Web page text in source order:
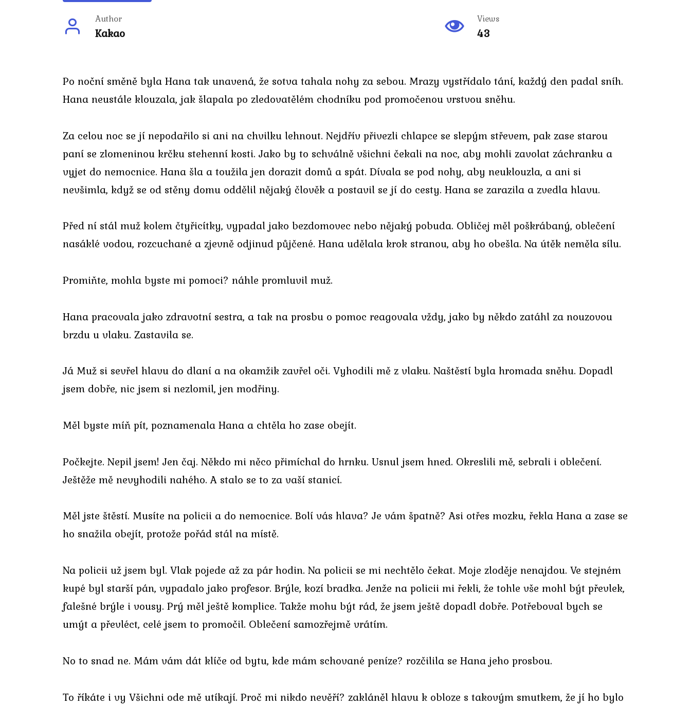
Author
Kakao
Views
43
Po noční směně byla Hana tak unavená, že sotva tahala nohy za sebou. Mrazy vystřídalo tání, každý den padal sníh.
Hana neustále klouzala, jak šlapala po zledovatělém chodníku pod promočenou vrstvou sněhu.
Za celou noc se jí nepodařilo si ani na chvilku lehnout. Nejdřív přivezli chlapce se slepým střevem, pak zase starou
paní se zlomeninou krčku stehenní kosti. Jako by to schválně všichni čekali na noc, aby mohli zavolat záchranku a
vyjet do nemocnice. Hana šla a toužila jen dorazit domů a spát. Dívala se pod nohy, aby neuklouzla, a ani si
nevšimla, když se od stěny domu oddělil nějaký člověk a postavil se jí do cesty. Hana se zarazila a zvedla hlavu.
Před ní stál muž kolem čtyřicítky, vypadal jako bezdomovec nebo nějaký pobuda. Obličej měl poškrábaný, oblečení
nasáklé vodou, rozcuchané a zjevně odjinud půjčené. Hana udělala krok stranou, aby ho obešla. Na útěk neměla sílu.
Promiňte, mohla byste mi pomoci? náhle promluvil muž.
Hana pracovala jako zdravotní sestra, a tak na prosbu o pomoc reagovala vždy, jako by někdo zatáhl za nouzovou
brzdu u vlaku. Zastavila se.
Já Muž si sevřel hlavu do dlaní a na okamžik zavřel oči. Vyhodili mě z vlaku. Naštěstí byla hromada sněhu. Dopadl
jsem dobře, nic jsem si nezlomil, jen modřiny.
Měl byste míň pít, poznamenala Hana a chtěla ho zase obejít.
Počkejte. Nepil jsem! Jen čaj. Někdo mi něco přimíchal do hrnku. Usnul jsem hned. Okreslili mě, sebrali i oblečení.
Ještěže mě nevyhodili nahého. A stalo se to za vaší stanicí.
Měl jste štěstí. Musíte na policii a do nemocnice. Bolí vás hlava? Je vám špatně? Asi otřes mozku, řekla Hana a zase se
ho snažila obejít, protože pořád stál na místě.
Na policii už jsem byl. Vlak pojede až za pár hodin. Na policii se mi nechtělo čekat. Moje zloděje nenajdou. Ve stejném
kupé byl starší pán, vypadalo jako profesor. Brýle, kozí bradka. Jenže na policii mi řekli, že tohle vše mohl být převlek,
falešné brýle i vousy. Prý měl ještě komplice. Takže mohu být rád, že jsem ještě dopadl dobře. Potřeboval bych se
umýt a převléct, celé jsem to promočil. Oblečení samozřejmě vrátím.
No to snad ne. Mám vám dát klíče od bytu, kde mám schované peníze? rozčilila se Hana jeho prosbou.
To říkáte i vy Všichni ode mě utíkají. Proč mi nikdo nevěří? zakláněl hlavu k obloze s takovým smutkem, že jí ho bylo